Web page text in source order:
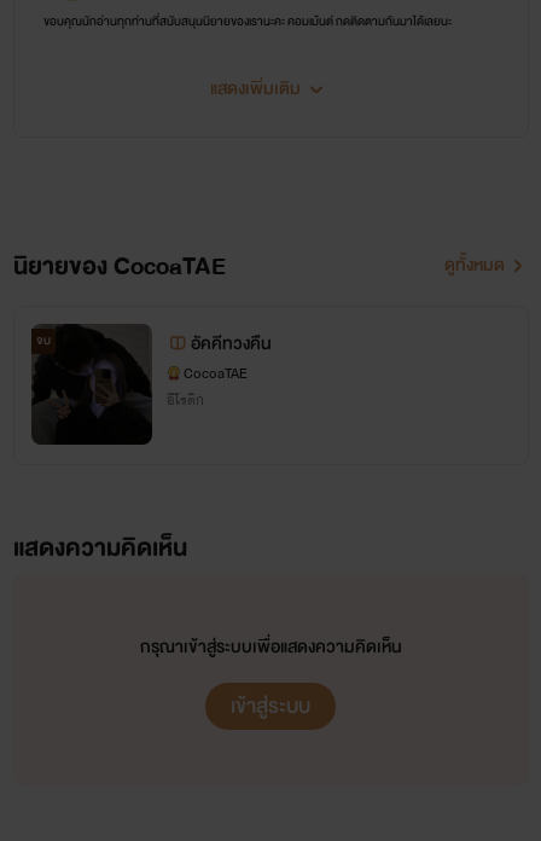
ขอบคุณนักอ่านทุกท่านที่สนับสนุนนิยายของเรานะคะ คอมเม้นต์ กดติดตามกันมาได้เลยนะ
แสดงเพิ่มเติม
นิยายของ CocoaTAE ดูทั้งหมด
จบ อัคคีทวงคืน
CocoaTAE
อีโรติก
แสดงความคิดเห็น
กรุณาเข้าสู่ระบบเพื่อแสดงความคิดเห็น
เข้าสู่ระบบ